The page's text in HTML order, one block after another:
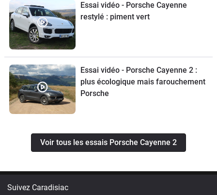
Essai vidéo - Porsche Cayenne
restylé : piment vert
Essai vidéo - Porsche Cayenne 2 :
plus écologique mais farouchement
Porsche
Voir tous les essais Porsche Cayenne 2
Suivez Caradisiac